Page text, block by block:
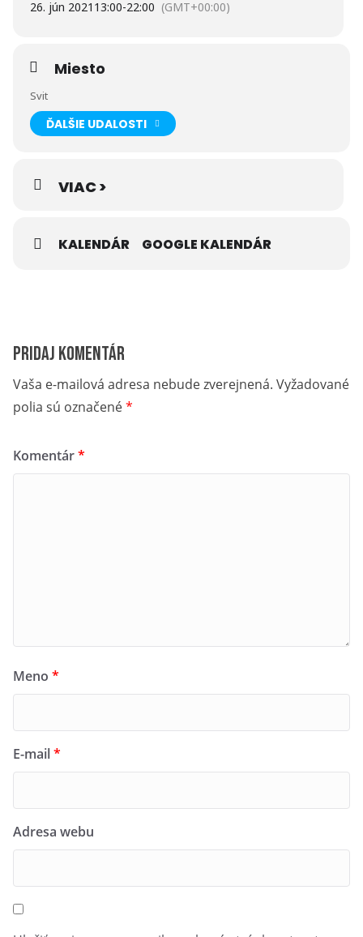
26. jún 2021 13:00-22:00 (GMT+00:00)
Miesto
Svit
ĎALŠIE UDALOSTI
VIAC >
KALENDÁR GOOGLE KALENDÁR
Pridaj komentár
Vaša e-mailová adresa nebude zverejnená. Vyžadované
polia sú označené*
Komentár*
Meno *
E-mail*
Adresa webu